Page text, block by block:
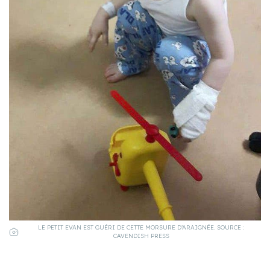
LE PETIT EVAN EST GUÉRI DE CETTE MORSURE D’ARAIGNÉE. SOURCE :
CAVENDISH PRESS